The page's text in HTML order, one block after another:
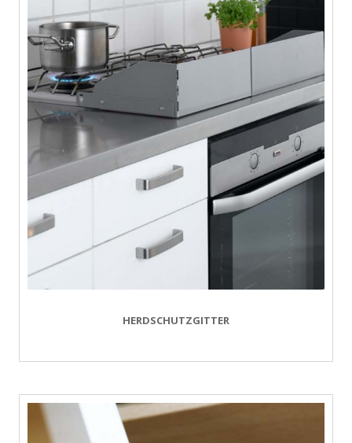
HERDSCHUTZGITTER